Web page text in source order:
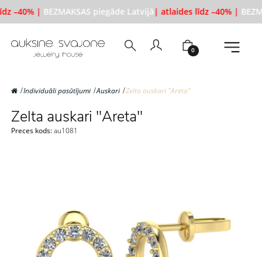
–40% | BEZMAKSAS piegāde Latvijā| atlaides līdz –40% |
0
Individuāli pasūtījumi Auskari Zelta auskari "Areta"
Zelta auskari "Areta"
Preces kods:au1081